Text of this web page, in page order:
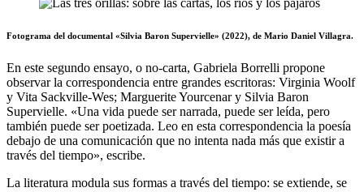
Fotograma del documental «Silvia Baron Supervielle» (2022), de Mario Daniel Villagra.
En este segundo ensayo, o no-carta, Gabriela Borrelli propone
observar la correspondencia entre grandes escritoras: Virginia Woolf
y Vita Sackville-Wes; Marguerite Yourcenar y Silvia Baron
Supervielle. «Una vida puede ser narrada, puede ser leída, pero
también puede ser poetizada. Leo en esta correspondencia la poesía
debajo de una comunicación que no intenta nada más que existir a
través del tiempo», escribe.
La literatura modula sus formas a través del tiempo: se extiende, se